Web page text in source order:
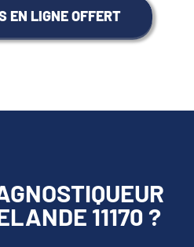
EN LIGNE OFFERT
11170 ?